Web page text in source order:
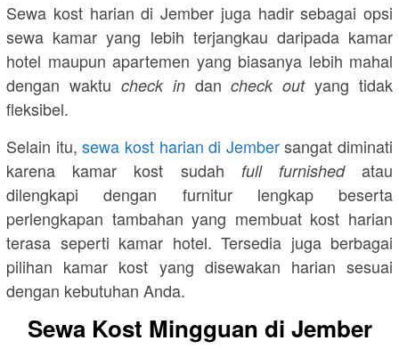
Sewa kost harian di Jember juga hadir sebagai opsi
sewa kamar yang lebih terjangkau daripada kamar
hotel maupun apartemen yang biasanya lebih mahal
dengan waktu check in dancheck outyang tidak
fleksibel.
Selain itu,sewa kost harian di Jembersangat diminati
karena kamar kost sudah full furnishedatau
dilengkapi dengan furnitur lengkap beserta
perlengkapan tambahan yang membuat kost harian
terasa seperti kamar hotel. Tersedia juga berbagai
pilihan kamar kost yang disewakan harian sesuai
dengan kebutuhan Anda.
Sewa Kost Mingguan di Jember